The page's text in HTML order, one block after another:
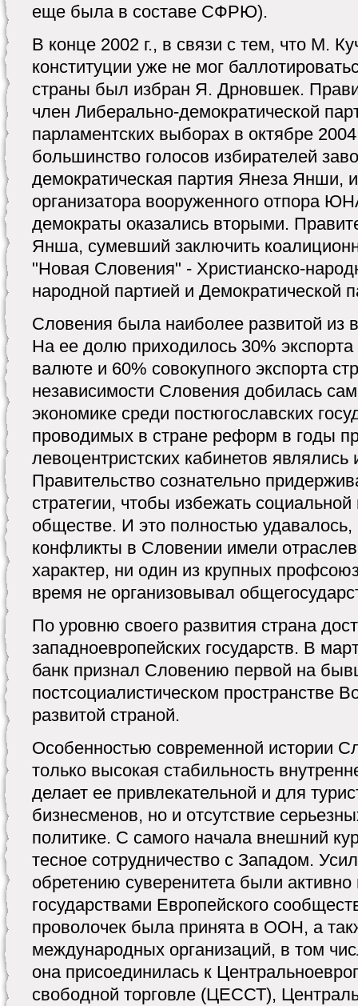
еще была в составе СФРЮ).
В конце 2002 г., в связи с тем, что М.
конституции уже не мог
страны был избран Я. Дрновшек.
член Либерально-демократической
парламентских выборах в октябре 2004
большинство голосов избирателей
демократическая партия Янеза Янши,
организатора вооруженного отпора
демократы оказались вторыми.
Янша, сумевший заключить
"Новая Словения" - Христианско-
народной партией и Демократической
Словения была наиболее развитой
На ее долю приходилось 30%
валюте и 60% совокупного экспорта
независимости Словения добилась
экономике среди постюгославских
проводимых в стране реформ в годы
левоцентристских кабинетов
Правительство сознательно
стратегии, чтобы избежать
обществе. И это полностью
конфликты в Словении имели
характер, ни один из крупных
время не организовывал
По уровню своего развития страна
западноевропейских государств. В
банк признал Словению первой на
постсоциалистическом пространстве
развитой страной.
Особенностью современной истории
только высокая стабильность
делает ее привлекательной и для
бизнесменов, но и отсутствие
политике. С самого начала внешний
тесное сотрудничество с Западом.
обретению суверенитета были
государствами Европейского
проволочек была принята в ООН, а
международных организаций, в том
она присоединилась к
свободной торговле (ЦЕССТ),